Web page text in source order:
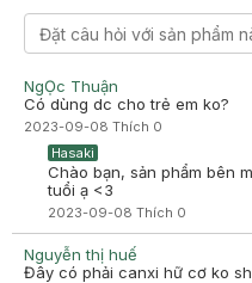
NgỌc Thuận
Có dùng dc cho trẻ em ko?
2023-09-08 Thích 0
Hasaki
Chào bạn, sản phẩm bên
tuổi ạ <3
2023-09-08 Thích 0
Nguyễn thị huế
Đây có phải canxi hữ cơ ko